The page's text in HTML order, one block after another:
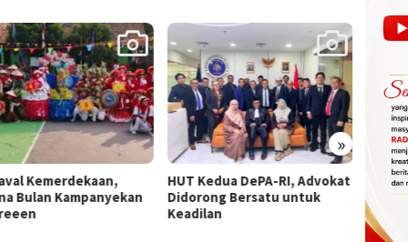
»
DePA-RI, Advokat
Bersatu untuk
Jelang HUT RI ke-81, Sekjen
PATRA Irfan Ardhiyanto
Ingatkan Driver Ojol Tak